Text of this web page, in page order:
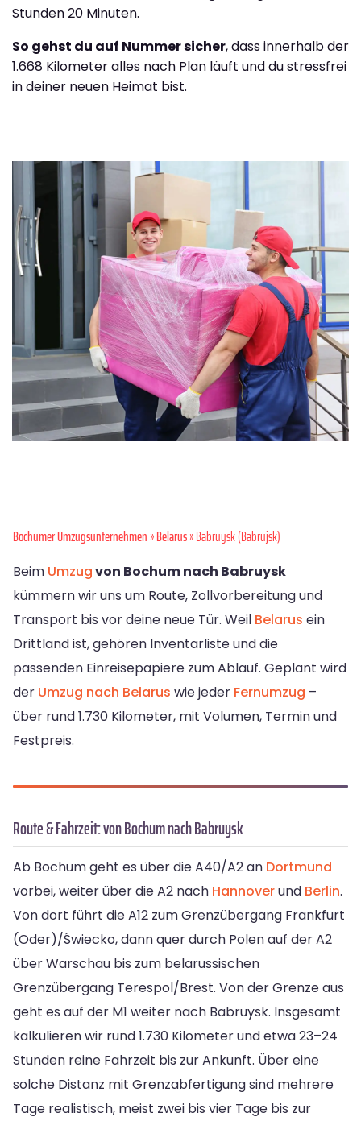
Stunden 20 Minuten.
So gehst du auf Nummer sicher, dass innerhalb der
1.668 Kilometer alles nach Plan läuft und du stressfrei
in deiner neuen Heimat bist.
Bochumer Umzugsunternehmen»Belarus» Babruysk (Babrujsk)
Beim Umzugvon Bochum nach Babruysk
kümmern wir uns um Route, Zollvorbereitung und
Transport bis vor deine neue Tür. Weil Belarus ein
Drittland ist, gehören Inventarliste und die
passenden Einreisepapiere zum Ablauf. Geplant wird
der Umzug nach Belarus wie jeder Fernumzug –
über rund 1.730 Kilometer, mit Volumen, Termin und
Festpreis.
Route & Fahrzeit: von Bochum nach Babruysk
Ab Bochum geht es über die A40/A2 an Dortmund
vorbei, weiter über die A2 nach Hannoverund Berlin.
Von dort führt die A12 zum Grenzübergang Frankfurt
(Oder)/Świecko, dann quer durch Polen auf der A2
über Warschau bis zum belarussischen
Grenzübergang Terespol/Brest. Von der Grenze aus
geht es auf der M1 weiter nach Babruysk. Insgesamt
kalkulieren wir rund 1.730 Kilometer und etwa 23–24
Stunden reine Fahrzeit bis zur Ankunft. Über eine
solche Distanz mit Grenzabfertigung sind mehrere
Tage realistisch, meist zwei bis vier Tage bis zur